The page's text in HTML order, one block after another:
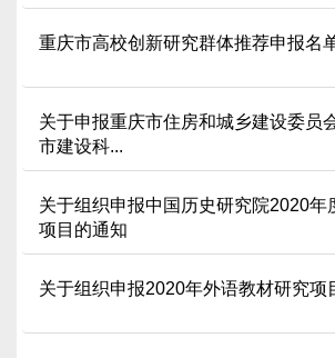
重庆市高校创新研究群体推荐申报名
关于申报重庆市住房和城乡建设委员
市建设科...
关于组织申报中国历史研究院2020年
项目的通知
关于组织申报2020年外语教材研究项